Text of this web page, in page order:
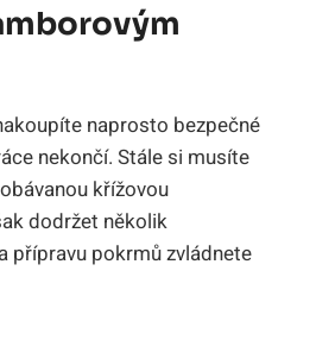
naprosto bezpečné
nekončí. Stále si musíte
křížovou
dodržet několik
přípravu pokrmů zvládnete